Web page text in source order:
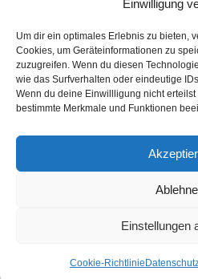
Cookies helfen uns bei der
unserer Inhalte und Dienste.
weitere Nutzung der
der Verwendung von Cookies
Okay!
Einwilligung
Um dir ein optimales Erlebnis zu bieten,
Cookies, um Geräteinformationen zu
zuzugreifen. Wenn du diesen
wie das Surfverhalten oder eindeutige
Wenn du deine Einwillligung nicht
bestimmte Merkmale und Funktionen
Einstellungen
Cookie-Richtlinie
Direkt zum
freddy fischer
Weiterlesen
Erstellt mit